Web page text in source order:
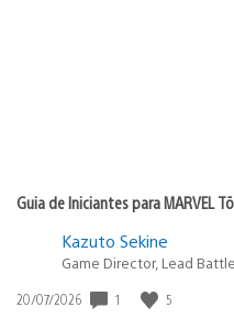
Guia de Iniciantes para MARVEL
Kazuto Sekine
Game Director, Lead
Data
20/07/2026 1 5